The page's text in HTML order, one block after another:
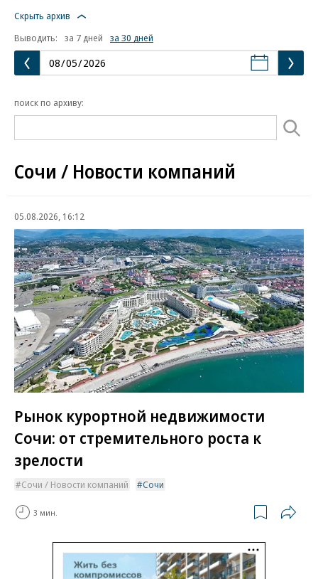
Скрыть архив
Выводить:
за 7 дней за 30 дней
поиск по архиву:
Сочи / Новости компаний
05.08.2026, 16:12
Рынок курортной недвижимости
Сочи: от стремительного роста к
зрелости
Сочи / Новости компаний Сочи
3 мин.